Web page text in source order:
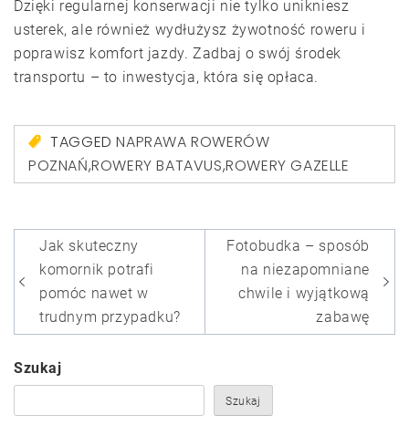
Dzięki regularnej konserwacji nie tylko unikniesz
usterek, ale również wydłużysz żywotność roweru i
poprawisz komfort jazdy. Zadbaj o swój środek
transportu – to inwestycja, która się opłaca.
TAGGEDNAPRAWA ROWERÓW
POZNAŃ,ROWERY BATAVUS,ROWERY GAZELLE
Nawigacja
wpisu
Jak skuteczny
komornik potrafi
pomóc nawet w
trudnym przypadku?
Fotobudka – sposób
na niezapomniane
chwile i wyjątkową
zabawę
Szukaj
Szukaj